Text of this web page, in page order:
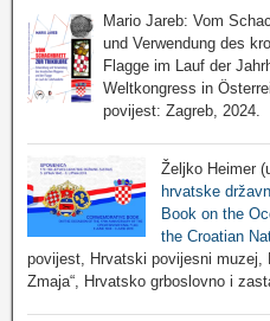
Mario Jareb: Vom
und Verwendung des
Flagge im Lauf der
Weltkongress in
povijest: Zagreb, 2024.
Željko Heimer
hrvatske
Book on the
the Croatian
povijest, Hrvatski povijesni muzej,
Zmaja“, Hrvatsko grboslovno i